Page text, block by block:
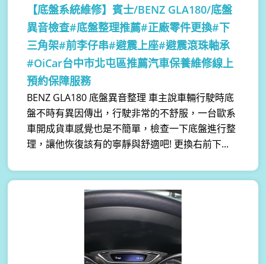
【底盤系統維修】賓士/BENZ GLA180/底盤
異音檢查#底盤整理推薦#正廠零件更換#下
三角架#前李仔串#避震上座#避震滾珠軸承
#OiCar台中市北屯區推薦汽車保養維修線上
預約保障服務
BENZ GLA180 底盤異音整理 車主說車輛行駛時底
盤不時有異因傳出，行駛非常的不舒服，一台歐系
車開成貨車感覺也是不簡單，檢查一下底盤進行整
理，讓他恢復該有的寧靜與舒適吧! 更換右前下...